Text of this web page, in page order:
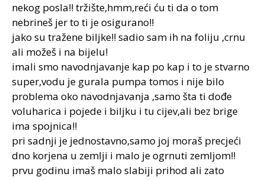
nekog posla!! tržište,hmm,reći ću ti da o tom
nebrineš jer to ti je osigurano!!
jako su tražene biljke!! sadio sam ih na foliju ,crnu
ali možeš i na bijelu!
imali smo navodnjavanje kap po kap i to je stvarno
super,vodu je gurala pumpa tomos i nije bilo
problema oko navodnjavanja ,samo šta ti dođe
voluharica i pojede i biljku i tu cijev,ali bez brige
ima spojnica!!
pri sadnji je jednostavno,samo joj moraš precjeći
dno korjena u zemlji i malo je ogrnuti zemljom!!
prvu godinu imaš malo slabiji prihod ali zato